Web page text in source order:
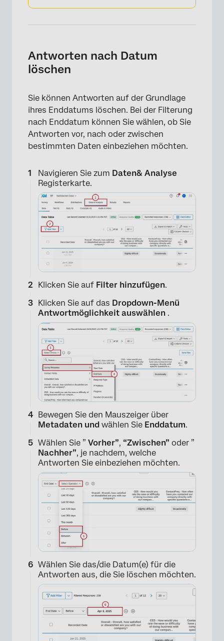
Antworten nach Datum
löschen
Sie können Antworten auf der Grundlage
ihres Enddatums löschen. Bei der Filterung
nach Enddatum können Sie wählen, ob Sie
Antworten vor, nach oder zwischen
bestimmten Daten einbeziehen möchten.
Navigieren Sie zum Daten& Analyse
Registerkarte.
Klicken Sie auf Filter hinzufügen.
Klicken Sie auf das Dropdown-Menü
Antwortmöglichkeit auswählen .
Bewegen Sie den Mauszeiger über
Metadaten und wählen Sie Enddatum.
Wählen Sie ” Vorher”, “Zwischen” oder ”
Nachher”, je nachdem, welche
Antworten Sie einbeziehen möchten.
Wählen Sie das/die Datum(e) für die
Antworten aus, die Sie löschen möchten.